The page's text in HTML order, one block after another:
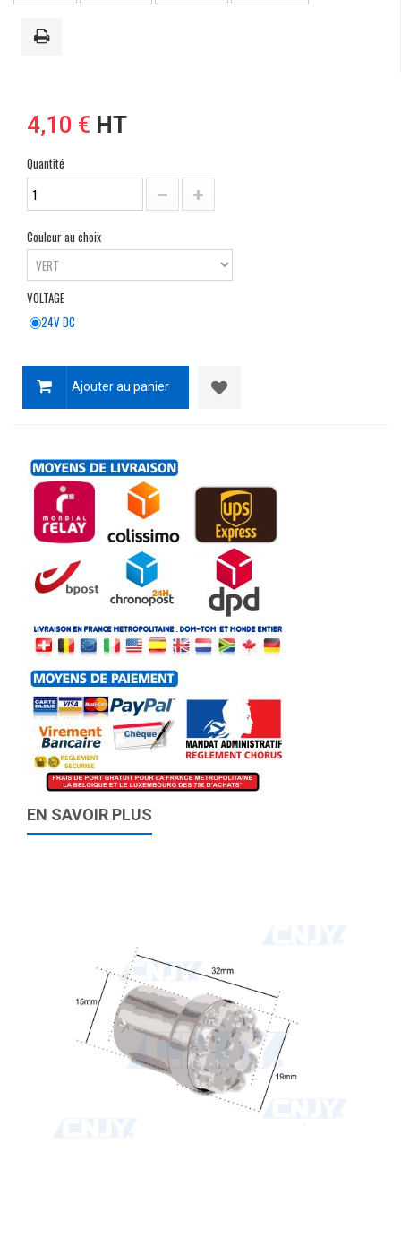
4,10 € HT
Quantité
Couleur au choix
VOLTAGE
24V DC
Ajouter au panier
EN SAVOIR PLUS